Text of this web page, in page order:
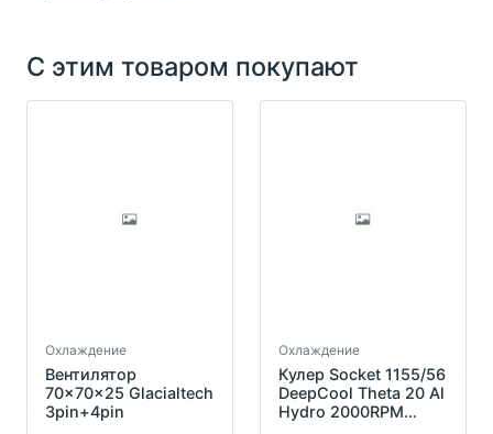
С этим товаром покупают
Охлаждение
Вентилятор
70x70x25 Glacialtech
3pin+4pin
Охлаждение
Кулер Socket 1155/56
DeepCool Theta 20 Al
Hydro 2000RPM